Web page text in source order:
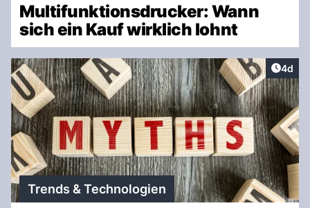
Multifunktionsdrucker: Wann
sich ein Kauf wirklich lohnt
4d
Trends & Technologien